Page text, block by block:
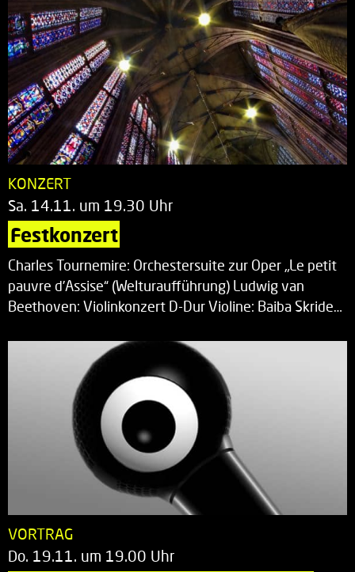
KONZERT
Sa. 14.11. um 19.30 Uhr
Festkonzert
Charles Tournemire: Orchestersuite zur Oper „Le petit
pauvre d’Assise“ (Welturaufführung) Ludwig van
Beethoven: Violinkonzert D-Dur Violine: Baiba Skride…
VORTRAG
Do. 19.11. um 19.00 Uhr